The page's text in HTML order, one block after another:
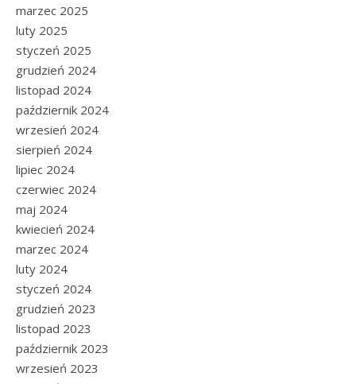
marzec 2025
luty 2025
styczeń 2025
grudzień 2024
listopad 2024
październik 2024
wrzesień 2024
sierpień 2024
lipiec 2024
czerwiec 2024
maj 2024
kwiecień 2024
marzec 2024
luty 2024
styczeń 2024
grudzień 2023
listopad 2023
październik 2023
wrzesień 2023